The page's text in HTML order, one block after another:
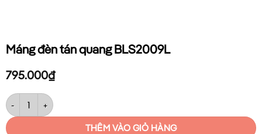
Máng đèn tán quang BLS2009L
795.000₫
Máng đèn tán quang BLS2009L số lượng
THÊM VÀO GIỎ HÀNG